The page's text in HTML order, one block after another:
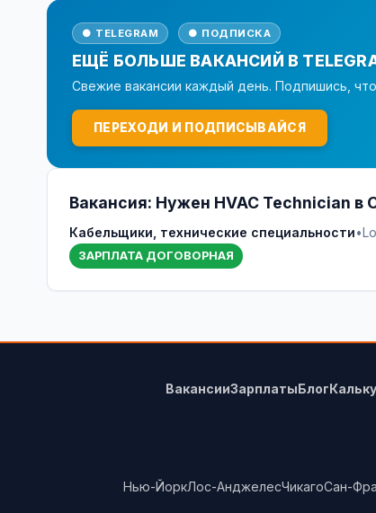
● TELEGRAM ● ПОДПИСКА
ЕЩЁ БОЛЬШЕ ВАКАНСИЙ В
Свежие вакансии каждый день. Подпишись,
ПЕРЕХОДИ И ПОДПИСЫВАЙСЯ
Вакансия: Нужен HVAC Technician в
Кабельщики, технические специальности•
ЗАРПЛАТА ДОГОВОРНАЯ
ВакансииЗарплатыБлог
Нью-ЙоркЛос-АнджелесЧикагоСан-